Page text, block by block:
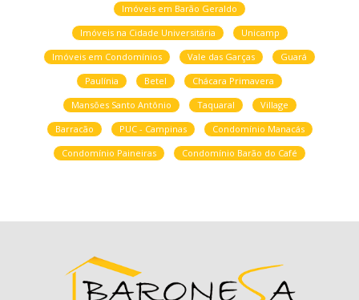
Imóveis em Barão Geraldo
Imóveis na Cidade Universitária
Unicamp
Imóveis em Condomínios
Vale das Garças
Guará
Paulínia
Betel
Chácara Primavera
Mansões Santo Antônio
Taquaral
Village
Barracão
PUC - Campinas
Condomínio Manacás
Condomínio Paineiras
Condomínio Barão do Café